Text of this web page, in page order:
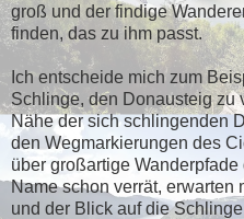
groß und der findige
finden, das zu ihm passt.
Ich entscheide mich zum
Schlinge, den Donausteig zu
Nähe der sich schlingenden
den Wegmarkierungen des
über großartige
Name schon verrät, erwarten
und der Blick auf die